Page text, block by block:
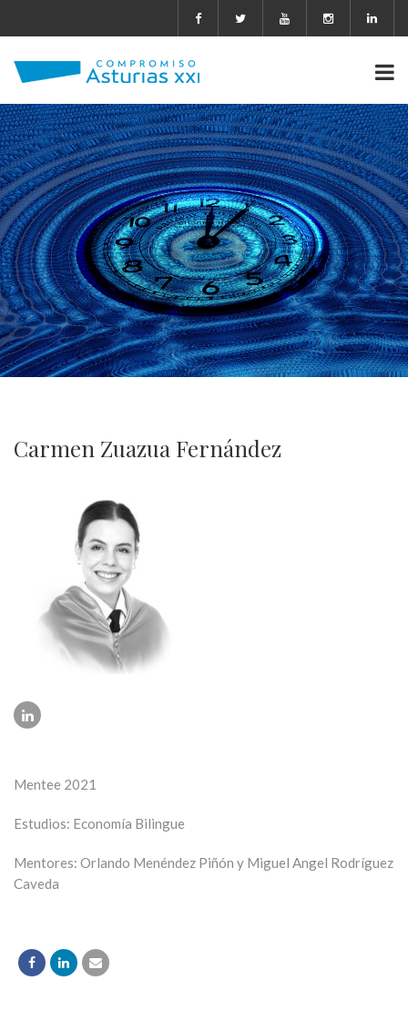
Carmen Zuazua Fernández
Mentee 2021
Estudios: Economía Bilingue
Mentores: Orlando Menéndez Piñón y Miguel Angel Rodríguez
Caveda